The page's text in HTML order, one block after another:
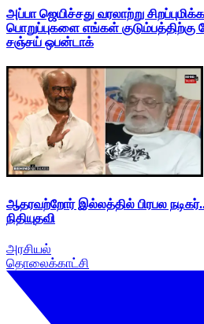
அப்பா ஜெயிச்சது வரலாற்று
பொறுப்புகளை எங்கள் குடும்பத்திற்கு
சஞ்சய் ஒபன்டாக்
ஆதரவற்றோர் இல்லத்தில் பிரபல
நிதியுதவி
அரசியல்
தொலைக்காட்சி